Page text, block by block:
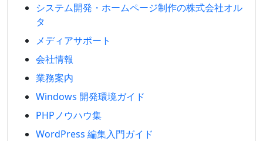
システム開発・ホームページ制作の株式会社オル
タ
メディアサポート
会社情報
業務案内
Windows 開発環境ガイド
PHPノウハウ集
WordPress 編集入門ガイド